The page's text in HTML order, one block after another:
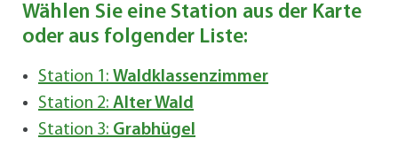
Wählen Sie eine Station aus der Karte
oder aus folgender Liste:
Station 1: Waldklassenzimmer
Station 2: Alter Wald
Station 3: Grabhügel